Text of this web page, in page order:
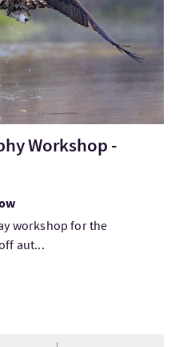
Workshop -
workshop for the
aut...